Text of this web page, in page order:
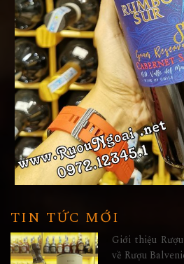
TIN TỨC MỚI
Giới thiệu
về Rượu